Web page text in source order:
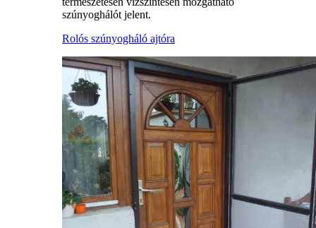
szúnyoghálót jelent.
Rolós szúnyogháló ajtóra